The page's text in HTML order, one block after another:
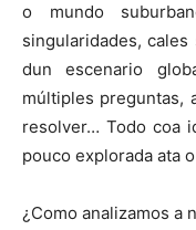
o mundo
singularidades,
dun escenario
múltiples preguntas,
resolver… Todo coa
pouco explorada ata
¿Como analizamos a